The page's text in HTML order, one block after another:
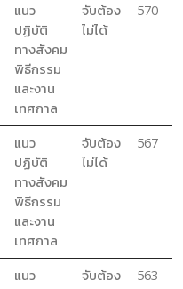
แนว
ปฏิบัติ
ทางสังคม
พิธีกรรม
และงาน
เทศกาล
จับต้อง
ไม่ได้
570
แนว
ปฏิบัติ
ทางสังคม
พิธีกรรม
และงาน
เทศกาล
จับต้อง
ไม่ได้
567
แนว
จับต้อง
563